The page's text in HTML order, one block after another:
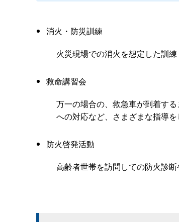
消火・防災訓練
火災現場での消火を想定した訓
救命講習会
万一の場合の、救急車が到着す
への対応など、さまざまな指導を
防火啓発活動
高齢者世帯を訪問しての防火診